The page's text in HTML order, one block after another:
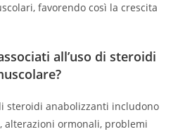
favorendo così la crescita
all’uso di steroidi
steroidi anabolizzanti includono
ormonali, problemi